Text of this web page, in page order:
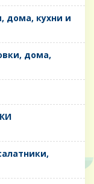
дома, кухни и
дома,